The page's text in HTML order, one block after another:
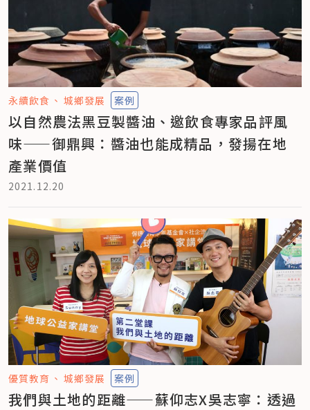
永續飲食 城鄉發展 案例
以自然農法黑豆製醬油、邀飲食專家品評風
味——御鼎興：醬油也能成精品，發揚在地
產業價值
2021.12.20
優質教育 城鄉發展 案例
我們與土地的距離——蘇仰志X吳志寧：透過